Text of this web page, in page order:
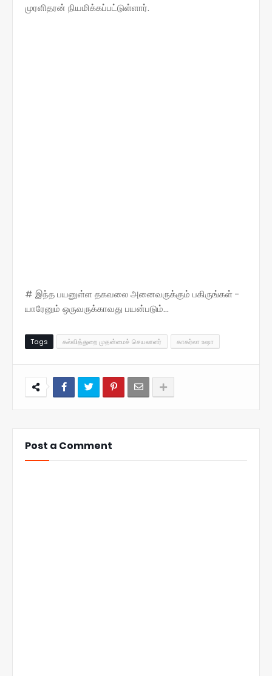
முரளிதரன் நியமிக்கப்பட்டுள்ளார்.
# இந்த பயனுள்ள தகவலை அனைவருக்கும் பகிருங்கள் -
யாரேனும் ஒருவருக்காவது பயன்படும்...
Tags கல்வித்துறை முதன்மைச் செயலாளர் காகர்லா உஷா
Post a Comment